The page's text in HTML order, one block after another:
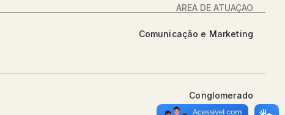
ÁREA DE ATUAÇÃO
Comunicação e Marketing
Conglomerado